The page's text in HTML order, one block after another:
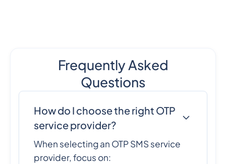
Frequently Asked
Questions
How do I choose the right OTP
service provider?
When selecting an OTP SMS service
provider, focus on: